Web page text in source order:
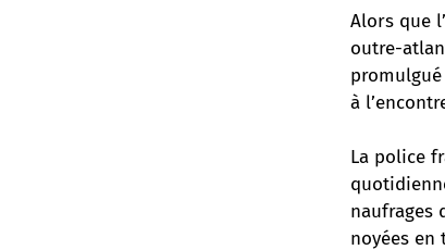
Alors que
outre-
à
La police
naufrages
noyées en